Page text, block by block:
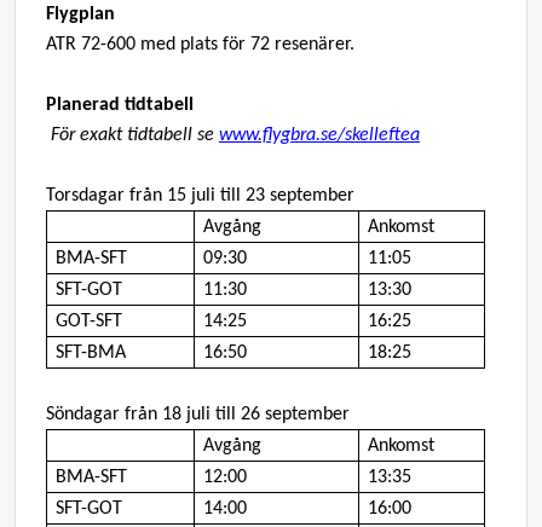
Flygplan
ATR 72-600 med plats för 72 resenärer.
Planerad tidtabell
För exakt tidtabell se www.flygbra.se/skelleftea
Torsdagar från 15 juli till 23 september
Avgång
Ankomst
BMA-SFT
09:30
11:05
SFT-GOT
11:30
13:30
GOT-SFT
14:25
16:25
SFT-BMA
16:50 18:25
Söndagar från 18 juli till 26 september
Avgång
Ankomst
BMA-SFT
12:00
13:35
SFT-GOT
14:00
16:00